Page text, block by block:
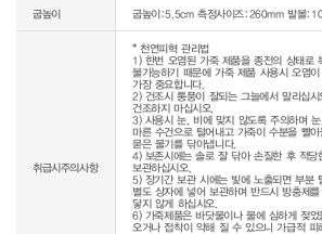
굽높이 굽높이:5.5cm 측정사이즈:260mm 발볼
취급시주의사항
* 천연피혁 관리법
1) 한번 오염된 가죽 제품을 종전의 상태로
불가능하기 때문에 가죽 제품 사용시 오염
가장 중요합니다.
2) 건조시 통풍이 잘되는 그늘에서 말리십
건조하지 마십시오.
3) 사용시 눈, 비에 맞지 않도록 주의하며
마른 수건으로 털어내고 가죽이 수분을 빨
묻은 물기를 닦아냅니다.
4) 보존시에는 솔로 잘 닦아 손질한 후 적당
보관하십시오.
5) 장기간 보관 시에는 빛에 노출되면 부분
별도 상자에 넣어 보관하며 반드시 방충제
닿지 않게 하십시오.
6) 가죽제품은 바닷물이나 물에 심하게 젖
오거나 접착이 약해 질 수 있으니 가급적 피